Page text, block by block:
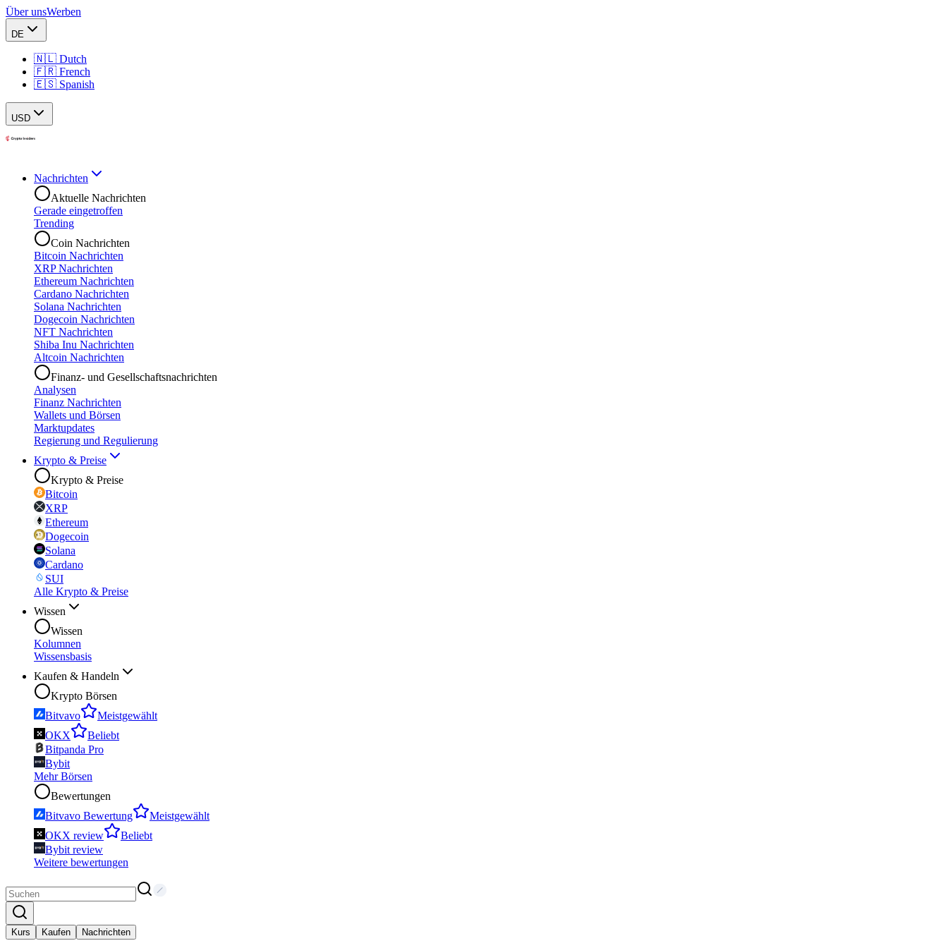
Über unsWerben
DE
🇳🇱 Dutch
🇫🇷 French
🇪🇸 Spanish
USD
Nachrichten
Aktuelle Nachrichten
Gerade eingetroffen
Trending
Coin Nachrichten
Bitcoin Nachrichten
XRP Nachrichten
Ethereum Nachrichten
Cardano Nachrichten
Solana Nachrichten
Dogecoin Nachrichten
NFT Nachrichten
Shiba Inu Nachrichten
Altcoin Nachrichten
Finanz- und Gesellschaftsnachrichten
Analysen
Finanz Nachrichten
Wallets und Börsen
Marktupdates
Regierung und Regulierung
Krypto & Preise
Krypto & Preise
Bitcoin
XRP
Ethereum
Dogecoin
Solana
Cardano
SUI
Alle Krypto & Preise
Wissen
Wissen
Kolumnen
Wissensbasis
Kaufen & Handeln
Krypto Börsen
Bitvavo
Meistgewählt
OKX
Beliebt
Bitpanda Pro
Bybit
Mehr Börsen
Bewertungen
Bitvavo Bewertung
Meistgewählt
OKX review
Beliebt
Bybit review
Weitere bewertungen
Kurs Kaufen Nachrichten